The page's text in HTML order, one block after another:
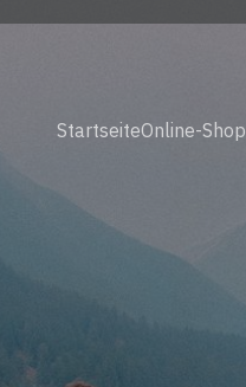
StartseiteOnline-Shop